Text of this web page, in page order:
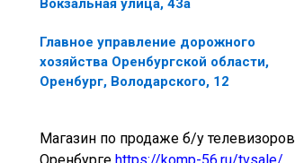
Вокзальная улица, 43а
Главное управление дорожного
хозяйства Оренбургской области,
Оренбург, Володарского, 12
Магазин по продаже б/у телевизоров